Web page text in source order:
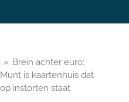
» Brein achter euro:
Munt is kaartenhuis dat
op instorten staat